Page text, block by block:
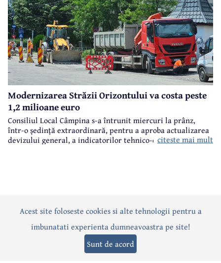
Modernizarea Străzii Orizontului va costa peste
1,2 milioane euro
Consiliul Local Câmpina s-a întrunit miercuri la prânz,
într-o ședință extraordinară, pentru a aproba actualizarea
devizului general, a indicatorilor tehnico-economici și a
citeste mai mult
ActualitatePoliticăSocialEvenimentInterviuri
Editorial Sport Anunțuri
Acest site foloseste cookies si alte tehnologii pentru a
imbunatati experienta dumneavoastra pe site!
Sunt de acord